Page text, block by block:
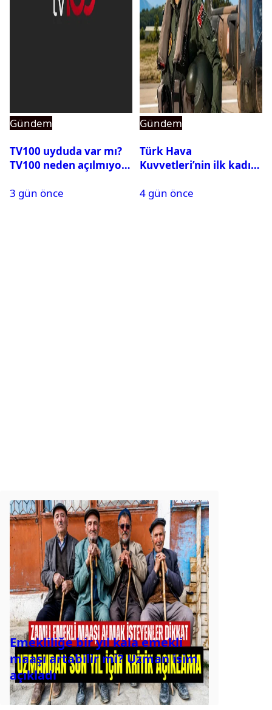
Gündem
TV100 uyduda var mı?
TV100 neden açılmıyor?
3 gün önce
Gündem
Türk Hava
Kuvvetleri’nin ilk kadın
Karapınar hakkında
4 gün önce
Emekliliğe bir yıl kala emekli
maaşı artabilir mi? Uzman isim
açıkladı